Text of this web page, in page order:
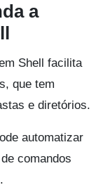
a
Shell facilita
que tem
e diretórios.
automatizar
comandos